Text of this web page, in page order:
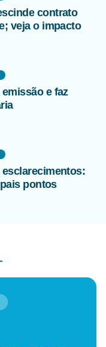
contrato
veja o impacto
e faz
esclarecimentos:
pontos